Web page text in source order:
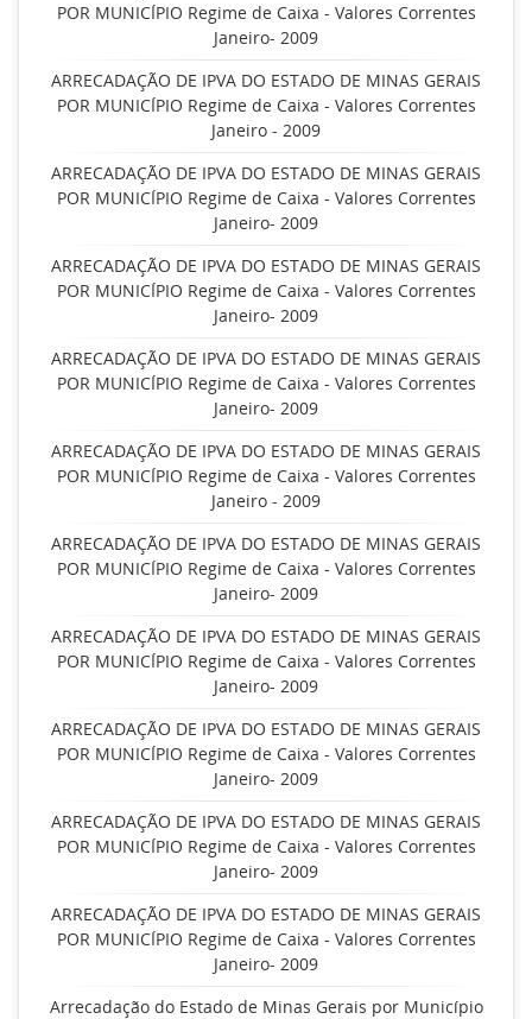
POR MUNICÍPIO Regime de Caixa - Valores Correntes
Janeiro- 2009
ARRECADAÇÃO DE IPVA DO ESTADO DE MINAS GERAIS
POR MUNICÍPIO Regime de Caixa - Valores Correntes
Janeiro - 2009
ARRECADAÇÃO DE IPVA DO ESTADO DE MINAS GERAIS
POR MUNICÍPIO Regime de Caixa - Valores Correntes
Janeiro- 2009
ARRECADAÇÃO DE IPVA DO ESTADO DE MINAS GERAIS
POR MUNICÍPIO Regime de Caixa - Valores Correntes
Janeiro- 2009
ARRECADAÇÃO DE IPVA DO ESTADO DE MINAS GERAIS
POR MUNICÍPIO Regime de Caixa - Valores Correntes
Janeiro- 2009
ARRECADAÇÃO DE IPVA DO ESTADO DE MINAS GERAIS
POR MUNICÍPIO Regime de Caixa - Valores Correntes
Janeiro - 2009
ARRECADAÇÃO DE IPVA DO ESTADO DE MINAS GERAIS
POR MUNICÍPIO Regime de Caixa - Valores Correntes
Janeiro- 2009
ARRECADAÇÃO DE IPVA DO ESTADO DE MINAS GERAIS
POR MUNICÍPIO Regime de Caixa - Valores Correntes
Janeiro- 2009
ARRECADAÇÃO DE IPVA DO ESTADO DE MINAS GERAIS
POR MUNICÍPIO Regime de Caixa - Valores Correntes
Janeiro- 2009
ARRECADAÇÃO DE IPVA DO ESTADO DE MINAS GERAIS
POR MUNICÍPIO Regime de Caixa - Valores Correntes
Janeiro- 2009
ARRECADAÇÃO DE IPVA DO ESTADO DE MINAS GERAIS
POR MUNICÍPIO Regime de Caixa - Valores Correntes
Janeiro- 2009
Arrecadação do Estado de Minas Gerais por Município